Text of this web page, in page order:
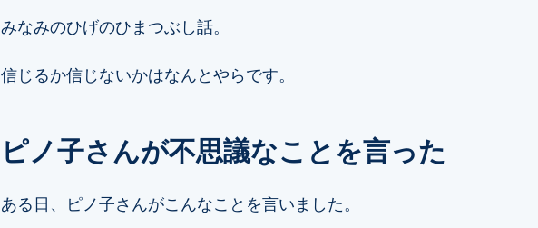
みなみのひげのひまつぶし話。
信じるか信じないかはなんとやらです。
ピノ子さんが不思議なことを言った
ある日、ピノ子さんがこんなことを言いました。